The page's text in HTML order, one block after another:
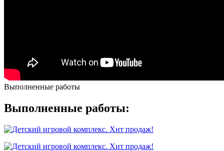
Выполненные работы
Выполненные работы: